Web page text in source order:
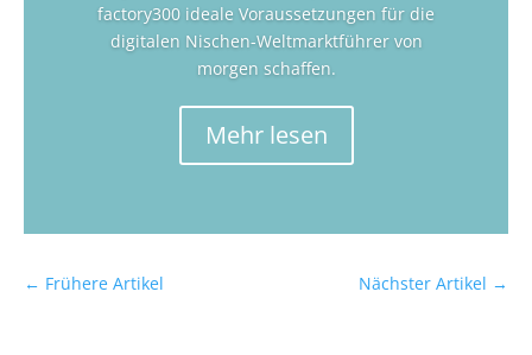
factory300 ideale Voraussetzungen für die
digitalen Nischen-Weltmarktführer von
morgen schaffen.
Mehr lesen
← Frühere Artikel Nächster Artikel →